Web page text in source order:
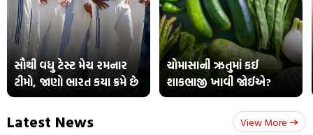
સૌથી વધુ ટેસ્ટ મેચ રમનાર
ટીમો, જાણો ભારત કયા ક્રમે છે
ચોમાસાની ઋતુમાં કઈ
શાકભાજી ખાવી જોઈએ?
Latest News View More